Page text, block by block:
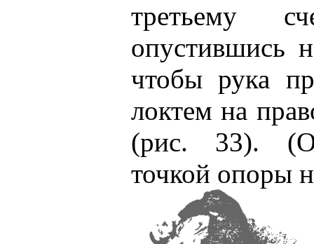
третьему
опустившись
чтобы рука
локтем на
(рис. 33).
точкой опоры